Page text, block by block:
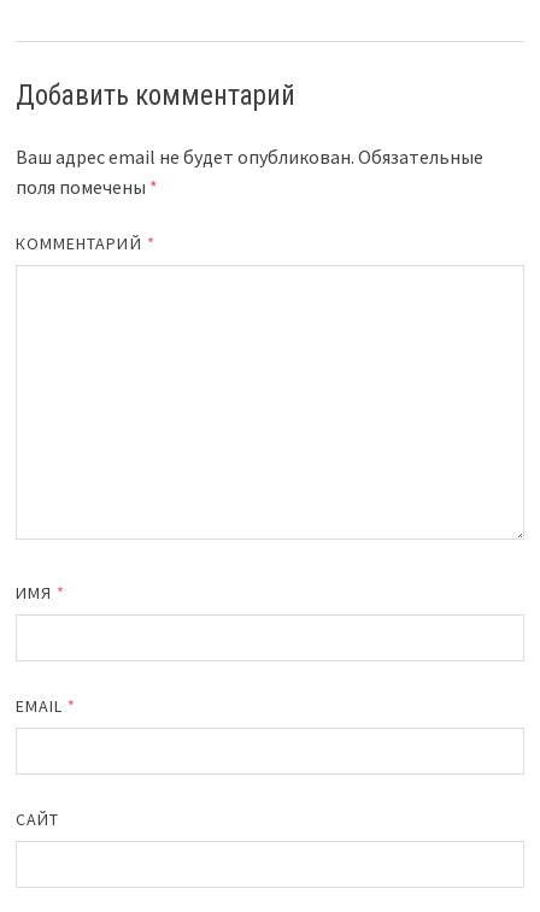
Добавить комментарий
Ваш адрес email не будет опубликован. Обязательные
поля помечены *
КОММЕНТАРИЙ *
ИМЯ *
EMAIL *
САЙТ